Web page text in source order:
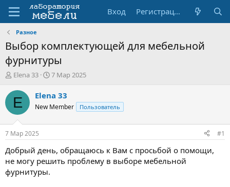
Вход Регистрация
Разное
Выбор комплектующей для мебельной
фурнитуры
А
т
о
т
е
м
ы
Elena 33
Д
т
н
а
л
7 Мар 2025
E Elena 33
New Member Пользователь
7 Мар 2025 #1
Добрый день, обращаюсь к Вам с просьбой о помощи,
не могу решить проблему в выборе мебельной
фурнитуры.